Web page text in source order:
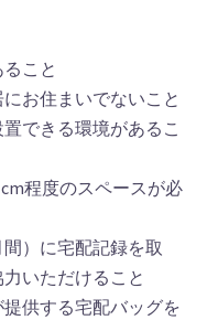
こと
お住まいでないこと
できる環境があるこ
程度のスペースが必
間）に宅配記録を取
いただけること
提供する宅配バッグを